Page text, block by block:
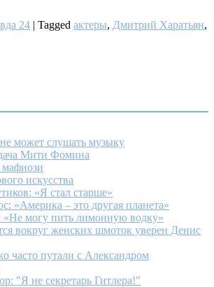
24 | Tagged актеры, Дмитрий Харатьян,
может слушать музыку
Мити Фомина
искусства
«Я стал старше»
«Америка – это другая планета»
могу пить лимонную водку»
вокруг женских шмоток уверен Денис
часто путали с Александром
"Я не секретарь Гитлера!"